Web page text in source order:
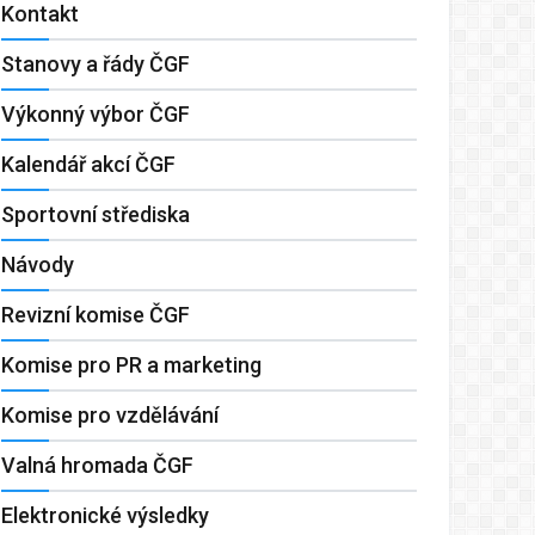
Kontakt
Stanovy a řády ČGF
Výkonný výbor ČGF
Kalendář akcí ČGF
Sportovní střediska
Návody
Revizní komise ČGF
Komise pro PR a marketing
Komise pro vzdělávání
Valná hromada ČGF
Elektronické výsledky